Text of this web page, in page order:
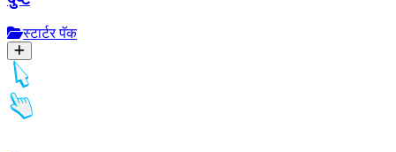
स्टार्टर पॅक